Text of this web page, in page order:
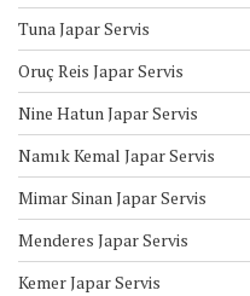
Tuna Japar Servis
Oruç Reis Japar Servis
Nine Hatun Japar Servis
Namık Kemal Japar Servis
Mimar Sinan Japar Servis
Menderes Japar Servis
Kemer Japar Servis